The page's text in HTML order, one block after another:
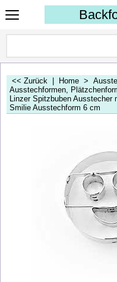
<< Zurück Home >
Ausstechformen,
Linzer Spitzbuben Ausstecher
Smilie Ausstechform 6 cm